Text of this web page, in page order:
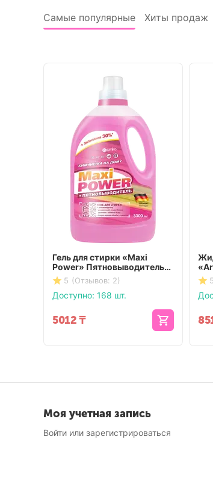
Самые популярные Хиты продаж
Гель для стирки «Maxi
Power» Пятновыводитель
3300 мл
5 (Отзывов: 2)
Доступно: 168 шт.
5012₸
5
Моя учетная запись
Войти или зарегистрироваться